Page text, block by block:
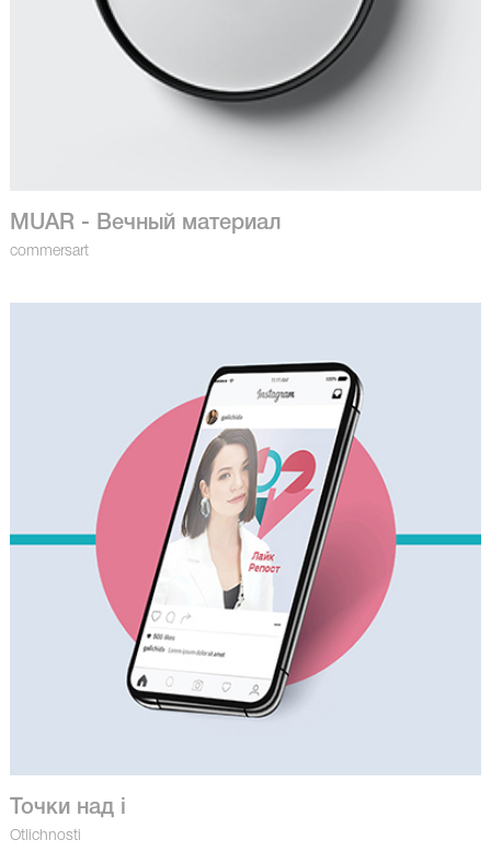
MUAR - Вечный материал
commersart
Точки над i
Otlichnosti